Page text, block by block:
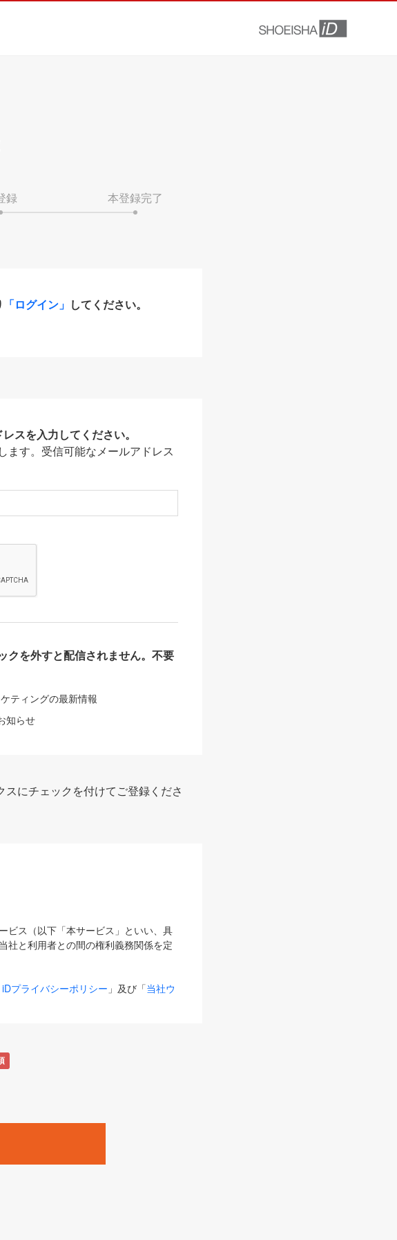
録 本登録完了
「ログイン」 してください。
スを入力してください。
ます。受信可能なメールアドレス
クを外すと配信されません。不要
ティングの最新情報
知らせ
にチェックを付けてご登録くださ
ビス（以下「本サービス」といい、具
社と利用者との間の権利義務関係を定
プライバシーポリシー 」及び「当社ウ
された場合、変更後のサービスを含
ーンをいいます。
ECzine」「Biz/Zine」「HRzine」